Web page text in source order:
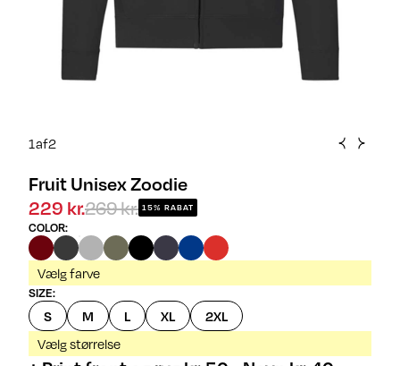
1af2
Fruit Unisex Zoodie
229 kr.269 kr. 15% RABAT
COLOR:
Vælg farve
SIZE:
S M L XL
2XL
Vælg størrelse